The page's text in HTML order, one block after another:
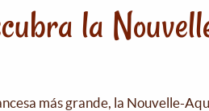
la
más grande, la Nouvelle-